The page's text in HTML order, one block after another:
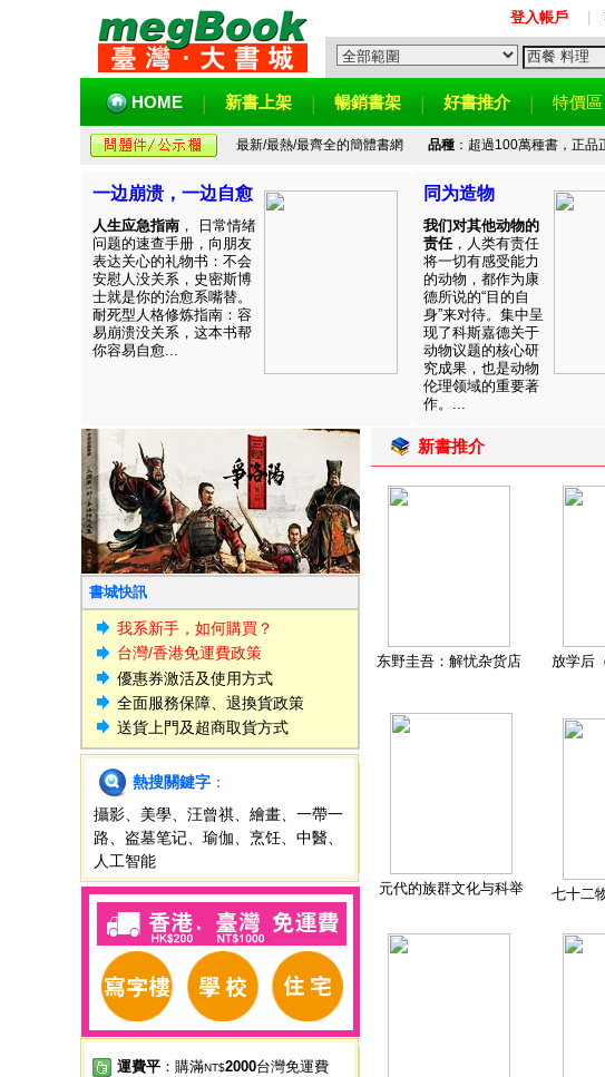
登入帳戶
HOME 新書上架 暢銷書架 好書推介 特價區
最新/最熱/最齊全的簡體書網 品種：超過100萬種書，正品
一边崩溃，一边自愈
人生应急指南 ， 日常情绪
问题的速查手册，向朋友
表达关心的礼物书：不会
安慰人没关系，史密斯博
士就是你的治愈系嘴替。
耐死型人格修炼指南：容
易崩溃没关系，这本书帮
你容易自愈...
同为造物
我们对其他动物的
责任，人类有责任
将一切有感受能力
的动物，都作为康
德所说的“目的自
身”来对待。集中呈
现了科斯嘉德关于
动物议题的核心研
究成果，也是动物
伦理领域的重要著
作。...
書城快訊
我系新手，如何購買？
台灣/香港免運費政策
優惠券激活及使用方式
全面服務保障、退換貨政策
送貨上門及超商取貨方式
熱搜關鍵字 ：
攝影
美學 汪曾祺 繪畫
一帶一
路
盗墓笔记 瑜伽 烹饪 中醫
人工智能
運費平 ：購滿NT$2000台灣免運費
新書推介
东野圭吾：解忧杂货店
放学后
元代的族群文化与科举 七十二